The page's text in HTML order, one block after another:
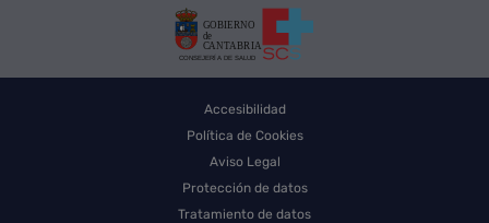
Accesibilidad
Política de Cookies
Aviso Legal
Protección de datos
Tratamiento de datos